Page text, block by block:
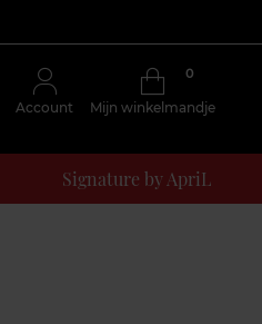
Account Mijn winkelmandje
0
Signature by ApriL